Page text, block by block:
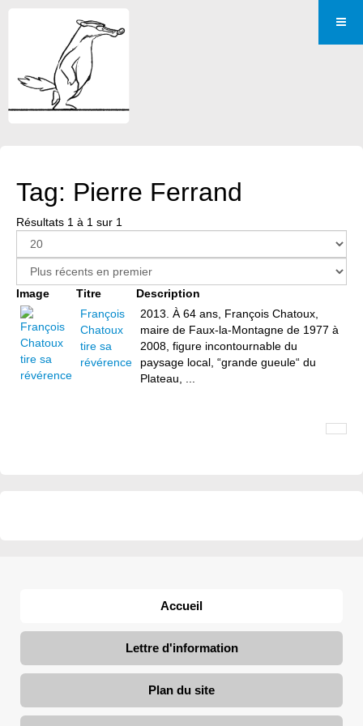
Tag: Pierre Ferrand
Résultats 1 à 1 sur 1
Image Titre
Description
François
Chatoux
tire sa
révérence
2013. À 64 ans, François Chatoux,
maire de Faux-la-Montagne de 1977 à
2008, figure incontournable du
paysage local, “grande gueule“ du
Plateau, ...
Accueil
Lettre d'information
Plan du site